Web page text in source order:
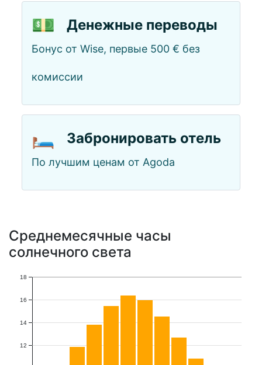
💵 Денежные переводы
Бонус от Wise, первые 500 € без
комиссии
🛏️ Забронировать отель
По лучшим ценам от Agoda
Среднемесячные часы
солнечного света
12
14
16
18